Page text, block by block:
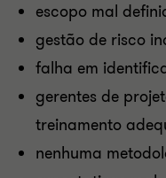
escopo mal
gestão de risco
falha em
gerentes de
treinamento
nenhuma